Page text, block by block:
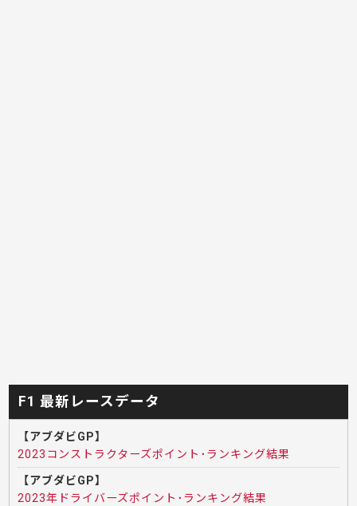
F1 最新レースデータ
【アブダビGP】
2023コンストラクターズポイント･ランキング結果
【アブダビGP】
2023年ドライバーズポイント･ランキング結果